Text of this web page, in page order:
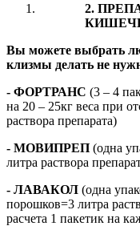
2.
Вы можете выбрать
клизмы делать не
- ФОРТРАНС (3 – 4
на 20 – 25кг веса при
раствора препарата)
- МОВИПРЕП (одна
литра раствора
- ЛАВАКОЛ (одна
порошков=3 литра
расчета 1 пакетик на